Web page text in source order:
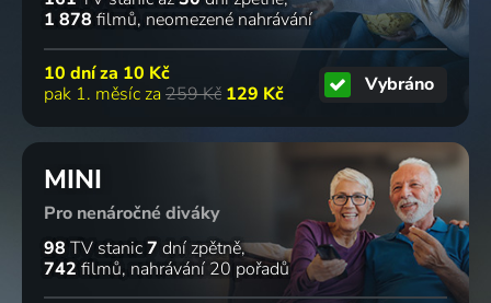
1 878 filmů neomezené nahrávání
10 dní za 10 Kč
pak 1. měsíc za 259 Kč 129 Kč Vybráno
MINI
Pro nenáročné diváky
98 TV stanic7 dní zpětně
742 filmů nahrávání 20 pořadů